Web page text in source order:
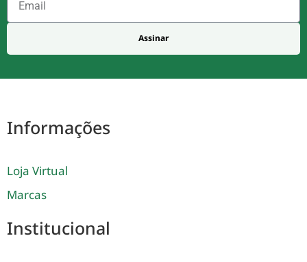
Assinar
Informações
Loja Virtual
Marcas
Institucional